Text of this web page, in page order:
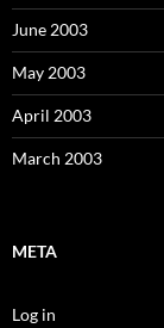
June 2003
May 2003
April 2003
March 2003
META
Log in